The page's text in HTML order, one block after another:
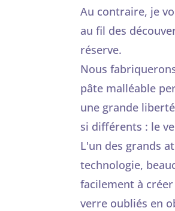
Au contraire, je
au fil des
réserve.
Nous
pâte malléable
une grande
si différents : le
L'un des grands
technologie,
facilement à
verre oubliés en